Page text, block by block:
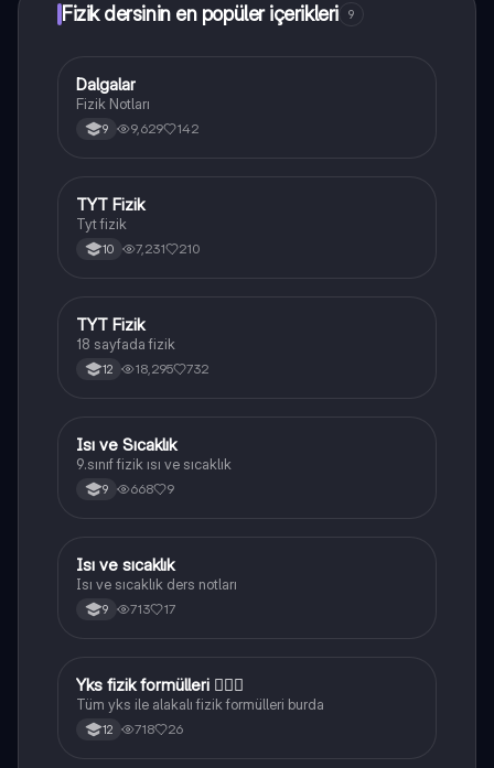
Fizik dersinin en popüler içerikleri 9
Fizik
Dalgalar
Fizik Notları
9 9,629 142
Fizik
TYT Fizik
Tyt fizik
10 7,231 210
Fizik
TYT Fizik
18 sayfada fizik
12 18,295 732
Fizik
Isı ve Sıcaklık
9.sınıf fizik ısı ve sıcaklık
9 668 9
Fizik
Isı ve sıcaklık
Isı ve sıcaklık ders notları
9 713 17
Fizik
Yks fizik formülleri 👌🏻✨
Tüm yks ile alakalı fizik formülleri burda
12 718 26